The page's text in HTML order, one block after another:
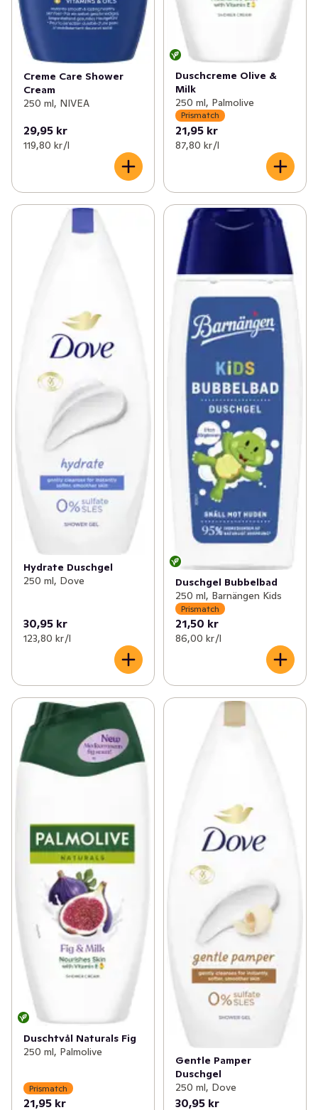
Creme Care Shower
Cream
250 ml, NIVEA
29,95 kr
119,80 kr /l
Duschcreme Olive &
Milk
250 ml, Palmolive
Prismatch
21,95 kr
87,80 kr /l
Hydrate Duschgel
250 ml, Dove
30,95 kr
123,80 kr /l
Duschgel Bubbelbad
250 ml, Barnängen Kids
Prismatch
21,50 kr
86,00 kr /l
Duschtvål Naturals Fig
250 ml, Palmolive
Prismatch
21,95 kr
Gentle Pamper
Duschgel
250 ml, Dove
30,95 kr